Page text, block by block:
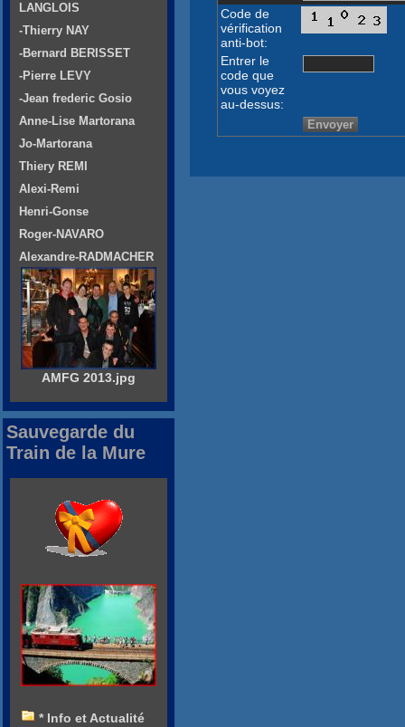
Code de
vérification
anti-bot:
Entrer le
code que
vous voyez
au-dessus:
LANGLOIS
-Thierry NAY
-Bernard BERISSET
-Pierre LEVY
-Jean frederic Gosio
Anne-Lise Martorana
Jo-Martorana
Thiery REMI
Alexi-Remi
Henri-Gonse
Roger-NAVARO
Alexandre-RADMACHER
AMFG 2013.jpg
Sauvegarde du
Train de la Mure
* Info et Actualité